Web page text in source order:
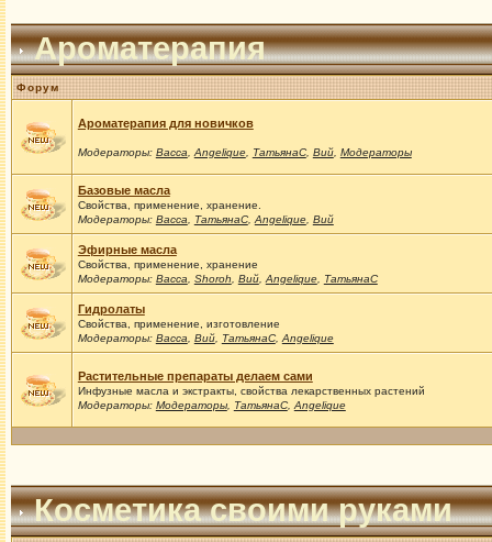
Ароматерапия
Форум
Ароматерапия для новичков
Модераторы: Васса Angelique, ТатьянаС, Вий, Модераторы
Базовые масла
Свойства, применение, хранение.
Модераторы: Васса ТатьянаС, Angelique, Вий
Эфирные масла
Свойства, применение, хранение
Модераторы: Васса Shoroh Вий, Angelique, ТатьянаС
Гидролаты
Свойства, применение, изготовление
Модераторы: Васса Вий, ТатьянаС, Angelique
Растительные препараты делаем сами
Инфузные масла и экстракты, свойства лекарственных растений
Модераторы: Модераторы, ТатьянаС, Angelique
Косметика своими руками